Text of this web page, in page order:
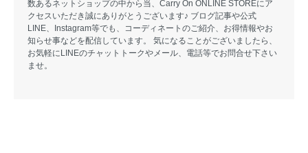
数あるネットショップの中から当、Carry On ONLINE STOREにア
クセスいただき誠にありがとうございます♪ ブログ記事や公式
LINE、Instagram等でも、コーディネートのご紹介、お得情報やお
知らせ事などを配信しています。 気になることがございましたら、
お気軽にLINEのチャットトークやメール、電話等でお問合せ下さい
ませ。